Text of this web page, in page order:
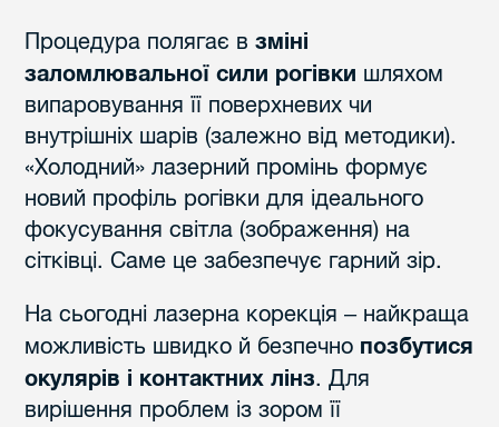
Процедура полягає взміні
заломлювальної сили рогівки шляхом
випаровування її поверхневих чи
внутрішніх шарів (залежно від методики).
«Холодний» лазерний промінь формує
новий профіль рогівки для ідеального
фокусування світла (зображення) на
сітківці. Саме це забезпечує гарний зір.
На сьогодні лазерна корекція – найкраща
можливість швидко й безпечно позбутися
окулярів і контактних лінз. Для
вирішення проблем із зором її